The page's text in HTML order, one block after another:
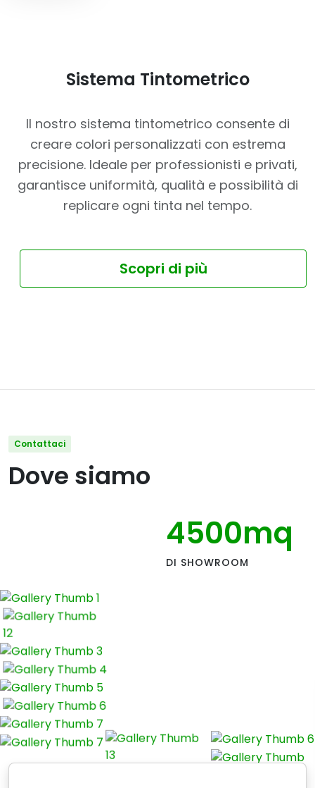
Sistema Tintometrico
Il nostro sistema tintometrico consente di
creare colori personalizzati con estrema
precisione. Ideale per professionisti e privati,
garantisce uniformità, qualità e possibilità di
replicare ogni tinta nel tempo.
Scopri di più
Contattaci
Dove siamo
4500mq
DI SHOWROOM